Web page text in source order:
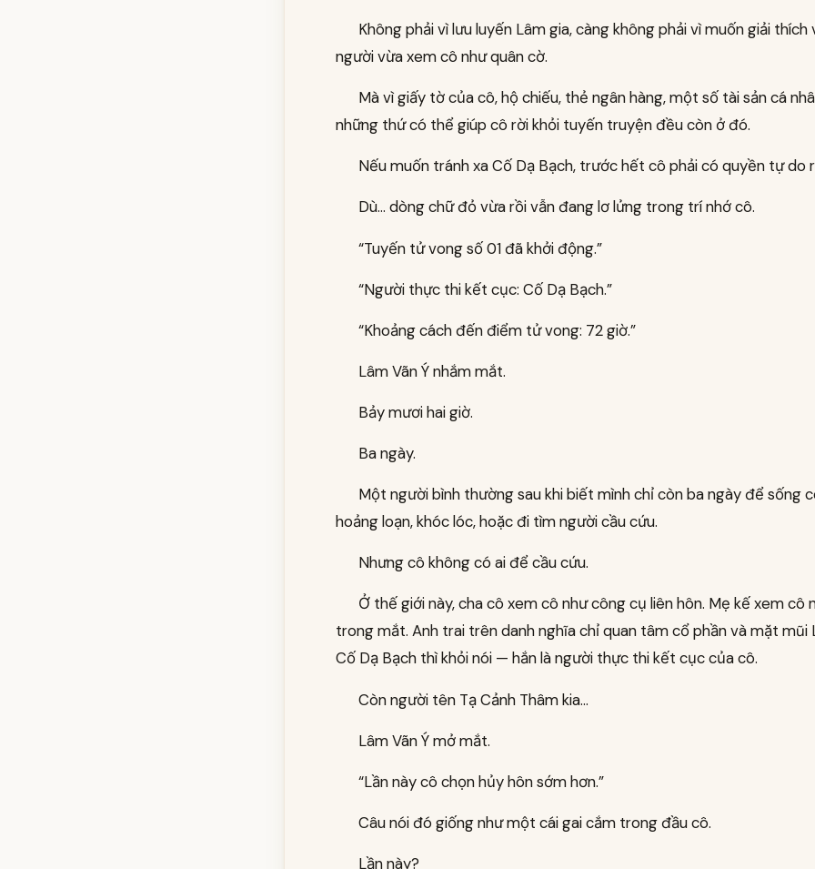
Không phải vì lưu luyến Lâm gia, càng không phải vì muốn giải thích
người vừa xem cô như quân cờ.
Mà vì giấy tờ của cô, hộ chiếu, thẻ ngân hàng, một số tài sản cá
những thứ có thể giúp cô rời khỏi tuyến truyện đều còn ở đó.
Nếu muốn tránh xa Cố Dạ Bạch, trước hết cô phải có quyền tự do
Dù… dòng chữ đỏ vừa rồi vẫn đang lơ lửng trong trí nhớ cô.
“Tuyến tử vong số 01 đã khởi động.”
“Người thực thi kết cục: Cố Dạ Bạch.”
“Khoảng cách đến điểm tử vong: 72 giờ.”
Lâm Vãn Ý nhắm mắt.
Bảy mươi hai giờ.
Ba ngày.
Một người bình thường sau khi biết mình chỉ còn ba ngày để sống
hoảng loạn, khóc lóc, hoặc đi tìm người cầu cứu.
Nhưng cô không có ai để cầu cứu.
Ở thế giới này, cha cô xem cô như công cụ liên hôn. Mẹ kế xem cô
trong mắt. Anh trai trên danh nghĩa chỉ quan tâm cổ phần và mặt mũi
Cố Dạ Bạch thì khỏi nói — hắn là người thực thi kết cục của cô.
Còn người tên Tạ Cảnh Thâm kia…
Lâm Vãn Ý mở mắt.
“Lần này cô chọn hủy hôn sớm hơn.”
Câu nói đó giống như một cái gai cắm trong đầu cô.
Lần này?